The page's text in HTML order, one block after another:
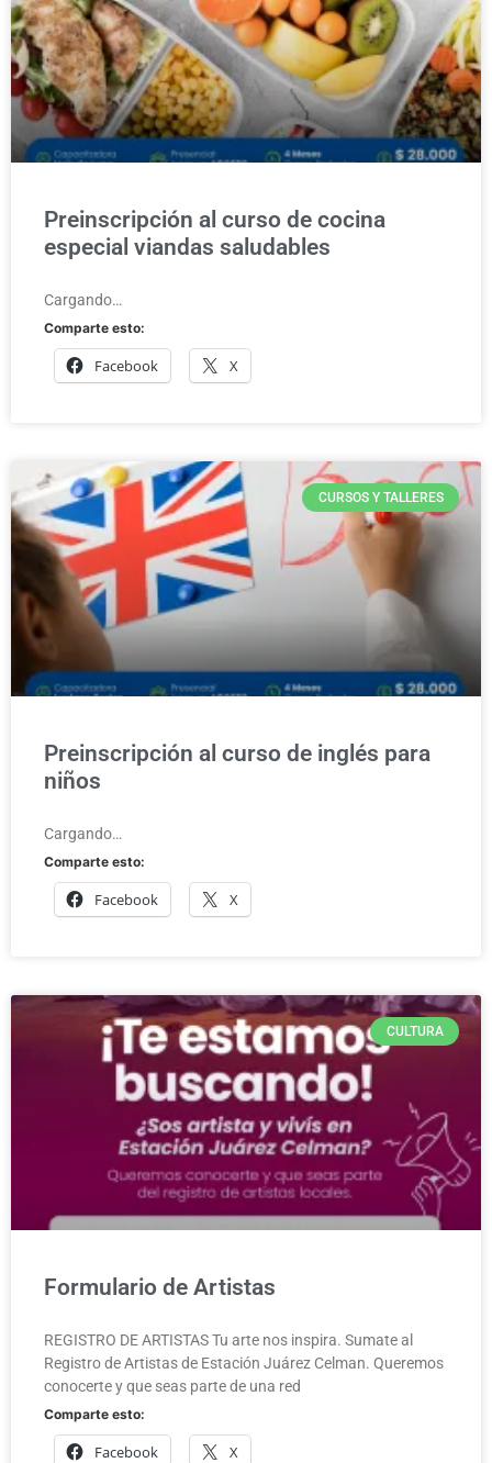
Preinscripción al curso de cocina
especial viandas saludables
Cargando…
Comparte esto:
Facebook X
CURSOS Y TALLERES
Preinscripción al curso de inglés para
niños
Cargando…
Comparte esto:
Facebook X
CULTURA
Formulario de Artistas
REGISTRO DE ARTISTAS Tu arte nos inspira. Sumate al
Registro de Artistas de Estación Juárez Celman. Queremos
conocerte y que seas parte de una red
Comparte esto:
Facebook X